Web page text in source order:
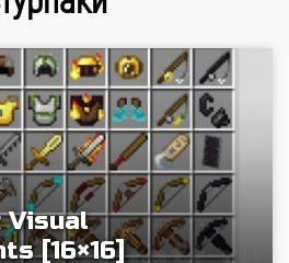
Visual
[16×16]